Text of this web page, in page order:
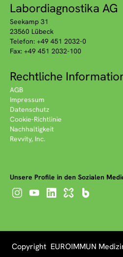
Labordiagnostika AG
Seekamp 31
23560 Lübeck
Telefon: +49 451 2032-0
Fax: +49 451 2032-100
Rechtliche
AGB
Impressum
Datenschutz
Cookie-Richtlinie
Nachhaltigkeit
Revvity, Inc.
Unsere Profile in den Sozialen
Copyright EUROIMMUN